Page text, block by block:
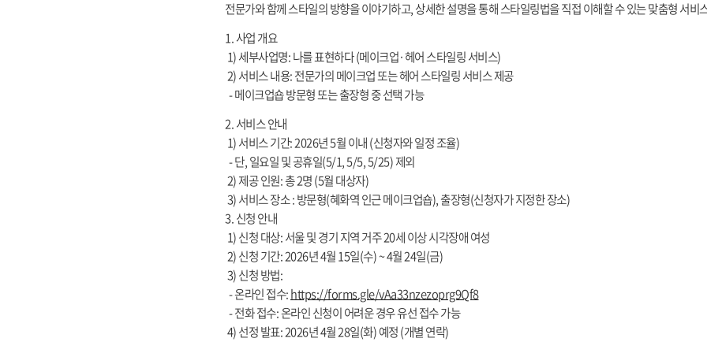
전문가와 함께 스타일의 방향을 이야기하고, 상세한 설명을 통해 스타일링법을 직접 이해할 수 있는 맞춤형 서비
1. 사업 개요
1) 세부사업명: 나를 표현하다 (메이크업·헤어 스타일링 서비스)
2) 서비스 내용: 전문가의 메이크업 또는 헤어 스타일링 서비스 제공
- 메이크업숍 방문형 또는 출장형 중 선택 가능
2. 서비스 안내
1) 서비스 기간: 2026년 5월 이내 (신청자와 일정 조율)
- 단, 일요일 및 공휴일(5/1, 5/5, 5/25) 제외
2) 제공 인원: 총 2명 (5월 대상자)
3) 서비스 장소 : 방문형(혜화역 인근 메이크업숍), 출장형(신청자가 지정한 장소)
3. 신청 안내
1) 신청 대상: 서울 및 경기 지역 거주 20세 이상 시각장애 여성
2) 신청 기간: 2026년 4월 15일(수) ~ 4월 24일(금)
3) 신청 방법:
- 온라인 접수:https://forms.gle/vAa33nzezoprg9Qf8
- 전화 접수: 온라인 신청이 어려운 경우 유선 접수 가능
4) 선정 발표: 2026년 4월 28일(화) 예정 (개별 연락)